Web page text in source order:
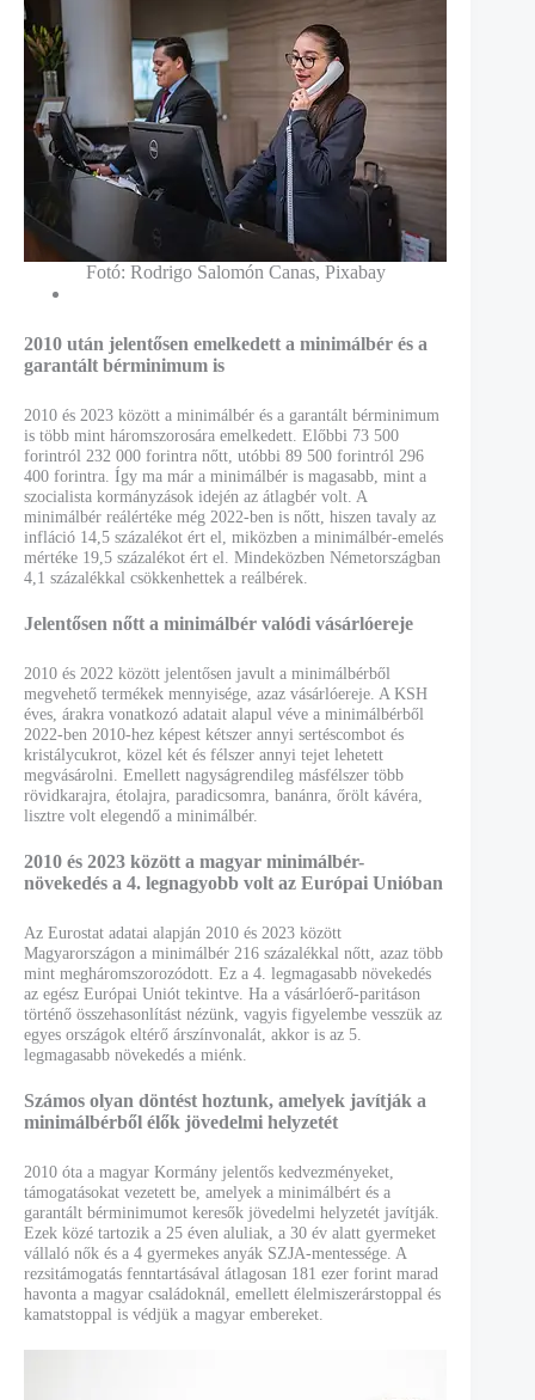
Fotó: Rodrigo Salomón Canas, Pixabay
2010 után jelentősen emelkedett a minimálbér és a
garantált bérminimum is
2010 és 2023 között a minimálbér és a garantált bérminimum
is több mint háromszorosára emelkedett. Előbbi 73 500
forintról 232 000 forintra nőtt, utóbbi 89 500 forintról 296
400 forintra. Így ma már a minimálbér is magasabb, mint a
szocialista kormányzások idején az átlagbér volt. A
minimálbér reálértéke még 2022-ben is nőtt, hiszen tavaly az
infláció 14,5 százalékot ért el, miközben a minimálbér-emelés
mértéke 19,5 százalékot ért el. Mindeközben Németországban
4,1 százalékkal csökkenhettek a reálbérek.
Jelentősen nőtt a minimálbér valódi vásárlóereje
2010 és 2022 között jelentősen javult a minimálbérből
megvehető termékek mennyisége, azaz vásárlóereje. A KSH
éves, árakra vonatkozó adatait alapul véve a minimálbérből
2022-ben 2010-hez képest kétszer annyi sertéscombot és
kristálycukrot, közel két és félszer annyi tejet lehetett
megvásárolni. Emellett nagyságrendileg másfélszer több
rövidkarajra, étolajra, paradicsomra, banánra, őrölt kávéra,
lisztre volt elegendő a minimálbér.
2010 és 2023 között a magyar minimálbér-
növekedés a 4. legnagyobb volt az Európai Unióban
Az Eurostat adatai alapján 2010 és 2023 között
Magyarországon a minimálbér 216 százalékkal nőtt, azaz több
mint megháromszorozódott. Ez a 4. legmagasabb növekedés
az egész Európai Uniót tekintve. Ha a vásárlóerő-paritáson
történő összehasonlítást nézünk, vagyis figyelembe vesszük az
egyes országok eltérő árszínvonalát, akkor is az 5.
legmagasabb növekedés a miénk.
Számos olyan döntést hoztunk, amelyek javítják a
minimálbérből élők jövedelmi helyzetét
2010 óta a magyar Kormány jelentős kedvezményeket,
támogatásokat vezetett be, amelyek a minimálbért és a
garantált bérminimumot keresők jövedelmi helyzetét javítják.
Ezek közé tartozik a 25 éven aluliak, a 30 év alatt gyermeket
vállaló nők és a 4 gyermekes anyák SZJA-mentessége. A
rezsitámogatás fenntartásával átlagosan 181 ezer forint marad
havonta a magyar családoknál, emellett élelmiszerárstoppal és
kamatstoppal is védjük a magyar embereket.